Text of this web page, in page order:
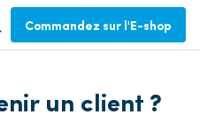
Commandez sur l'E-shop
un client ?